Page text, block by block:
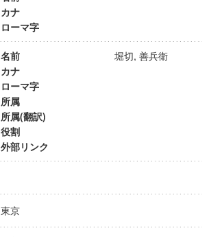
カナ
ローマ字
名前
堀切, 善兵衛
カナ
ローマ字
所属
所属(翻訳)
役割
外部リンク
東京